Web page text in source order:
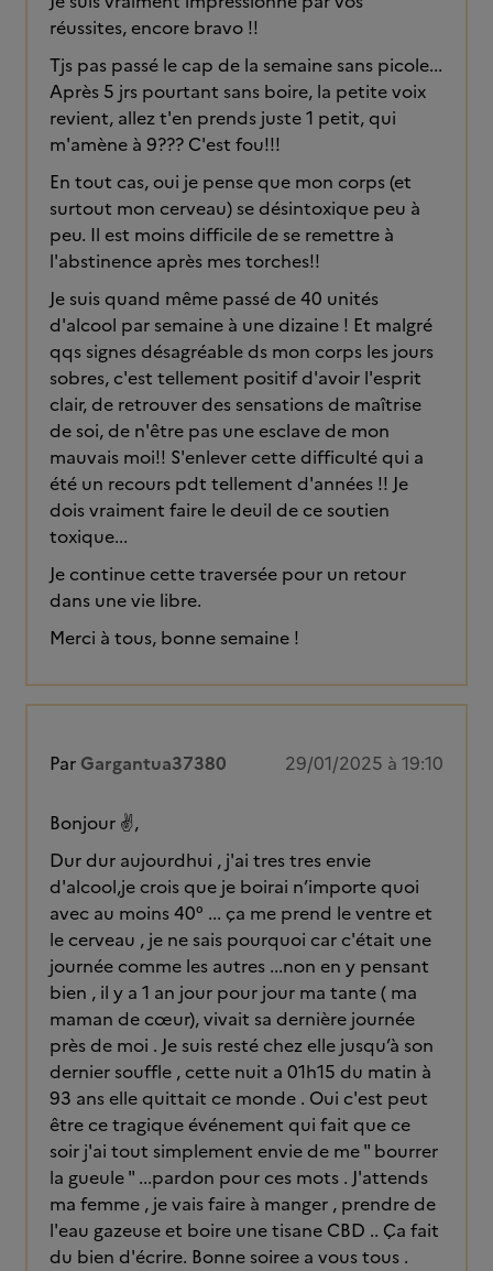
réussites, encore bravo !!
Tjs pas passé le cap de la semaine sans picole...
Après 5 jrs pourtant sans boire, la petite voix
revient, allez t'en prends juste 1 petit, qui
m'amène à 9??? C'est fou!!!
En tout cas, oui je pense que mon corps (et
surtout mon cerveau) se désintoxique peu à
peu. Il est moins difficile de se remettre à
l'abstinence après mes torches!!
Je suis quand même passé de 40 unités
d'alcool par semaine à une dizaine ! Et malgré
qqs signes désagréable ds mon corps les jours
sobres, c'est tellement positif d'avoir l'esprit
clair, de retrouver des sensations de maîtrise
de soi, de n'être pas une esclave de mon
mauvais moi!! S'enlever cette difficulté qui a
été un recours pdt tellement d'années !! Je
dois vraiment faire le deuil de ce soutien
toxique...
Je continue cette traversée pour un retour
dans une vie libre.
Merci à tous, bonne semaine !
Par Gargantua37380 29/01/2025 à 19:10
Bonjour ✌️,
Dur dur aujourdhui , j'ai tres tres envie
d'alcool,je crois que je boirai n’importe quoi
avec au moins 40° ... ça me prend le ventre et
le cerveau , je ne sais pourquoi car c'était une
journée comme les autres ...non en y pensant
bien , il y a 1 an jour pour jour ma tante ( ma
maman de cœur), vivait sa dernière journée
près de moi . Je suis resté chez elle jusqu’à son
dernier souffle , cette nuit a 01h15 du matin à
93 ans elle quittait ce monde . Oui c'est peut
être ce tragique événement qui fait que ce
soir j'ai tout simplement envie de me " bourrer
la gueule " ...pardon pour ces mots . J'attends
ma femme , je vais faire à manger , prendre de
l'eau gazeuse et boire une tisane CBD .. Ça fait
du bien d'écrire. Bonne soiree a vous tous .